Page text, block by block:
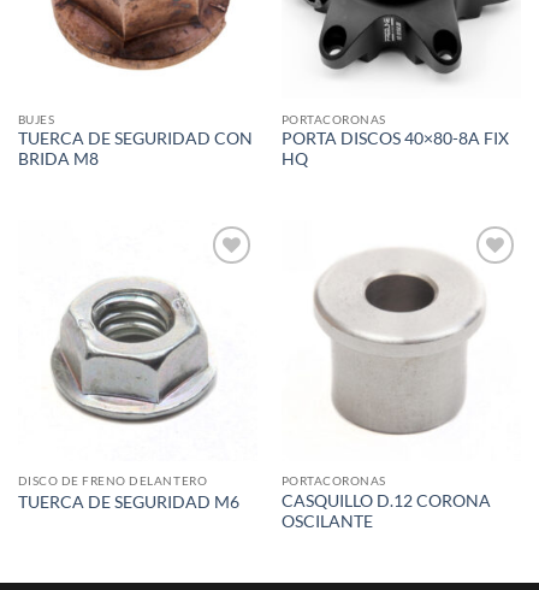
BUJES
TUERCA DE SEGURIDAD CON
BRIDA M8
PORTACORONAS
PORTA DISCOS 40×80-8A FIX
HQ
DISCO DE FRENO DELANTERO
TUERCA DE SEGURIDAD M6
PORTACORONAS
CASQUILLO D.12 CORONA
OSCILANTE